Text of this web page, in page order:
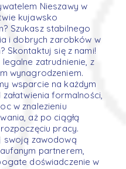
Nieszawy w
kujawsko
Szukasz stabilnego
i dobrych zarobków w
Skontaktuj się z nami!
zatrudnienie, z
wynagrodzeniem.
wsparcie na każdym
formalności,
w znalezieniu
aż po ciągłą
pracy.
swoją zawodową
partnerem,
doświadczenie w